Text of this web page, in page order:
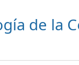
de la